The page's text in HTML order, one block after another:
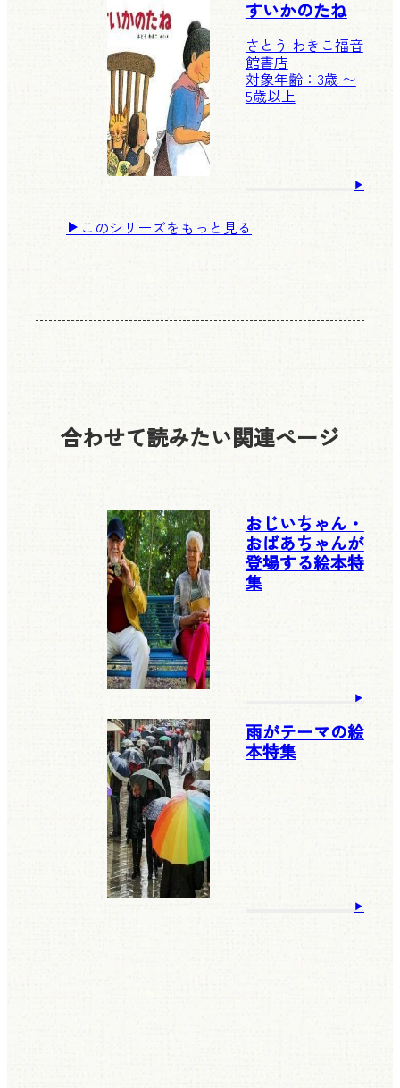
すいかのたね
さとう わきこ福音
館書店
対象年齢：3歳 〜
5歳以上
このシリーズをもっと見る
合わせて読みたい関連ページ
おじいちゃん・
おばあちゃんが
登場する絵本特
集
雨がテーマの絵
本特集